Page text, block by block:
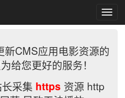
T
o
l
新CMS应用电影资源的
给您更好的服务！
采集 https 资源 http